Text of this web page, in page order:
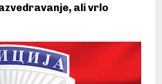
ali vrlo